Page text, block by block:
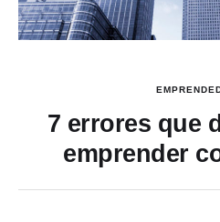
7 errores que
emprender